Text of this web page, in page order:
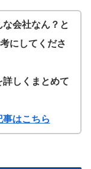
会社なん？と
にしてくださ
しくまとめて
はこちら